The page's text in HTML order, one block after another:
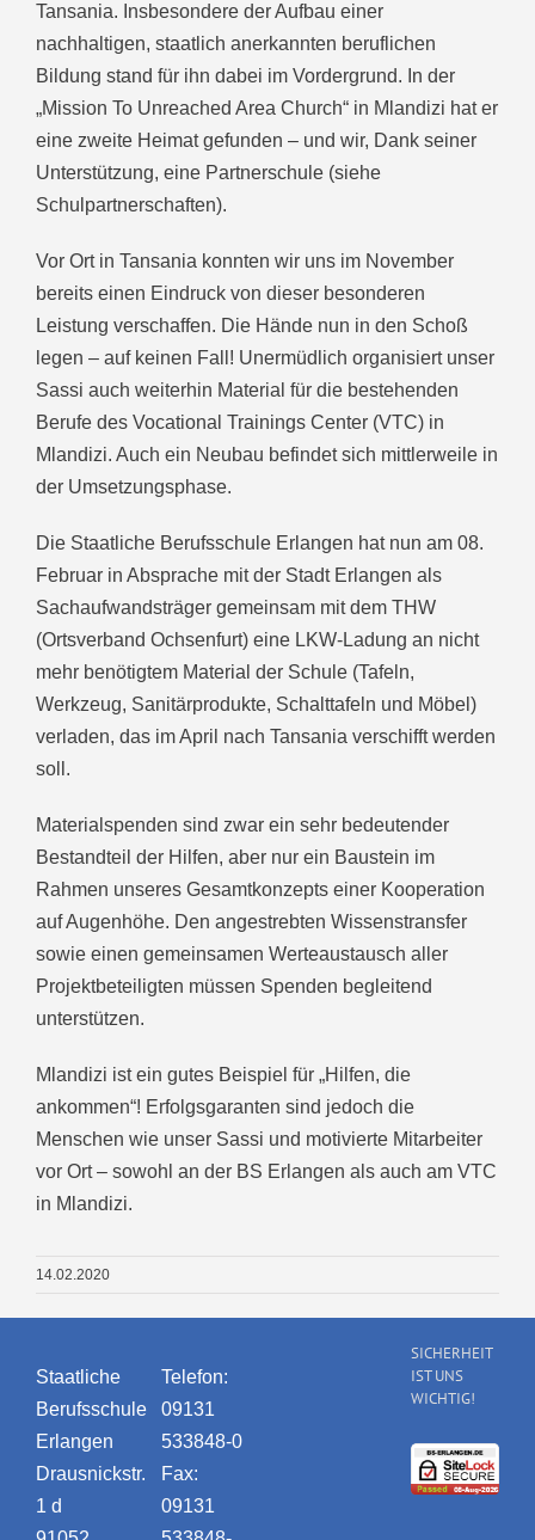
Tansania. Insbesondere der Aufbau einer
nachhaltigen, staatlich anerkannten beruflichen
Bildung stand für ihn dabei im Vordergrund. In der
„Mission To Unreached Area Church“ in Mlandizi hat er
eine zweite Heimat gefunden – und wir, Dank seiner
Unterstützung, eine Partnerschule (siehe
Schulpartnerschaften).
Vor Ort in Tansania konnten wir uns im November
bereits einen Eindruck von dieser besonderen
Leistung verschaffen. Die Hände nun in den Schoß
legen – auf keinen Fall! Unermüdlich organisiert unser
Sassi auch weiterhin Material für die bestehenden
Berufe des Vocational Trainings Center (VTC) in
Mlandizi. Auch ein Neubau befindet sich mittlerweile in
der Umsetzungsphase.
Die Staatliche Berufsschule Erlangen hat nun am 08.
Februar in Absprache mit der Stadt Erlangen als
Sachaufwandsträger gemeinsam mit dem THW
(Ortsverband Ochsenfurt) eine LKW-Ladung an nicht
mehr benötigtem Material der Schule (Tafeln,
Werkzeug, Sanitärprodukte, Schalttafeln und Möbel)
verladen, das im April nach Tansania verschifft werden
soll.
Materialspenden sind zwar ein sehr bedeutender
Bestandteil der Hilfen, aber nur ein Baustein im
Rahmen unseres Gesamtkonzepts einer Kooperation
auf Augenhöhe. Den angestrebten Wissenstransfer
sowie einen gemeinsamen Werteaustausch aller
Projektbeteiligten müssen Spenden begleitend
unterstützen.
Mlandizi ist ein gutes Beispiel für „Hilfen, die
ankommen“! Erfolgsgaranten sind jedoch die
Menschen wie unser Sassi und motivierte Mitarbeiter
vor Ort – sowohl an der BS Erlangen als auch am VTC
in Mlandizi.
14.02.2020
Staatliche
Berufsschule
Erlangen
Drausnickstr.
1 d
Telefon:
09131
533848-0
Fax:
09131
SICHERHEIT
IST UNS
WICHTIG!